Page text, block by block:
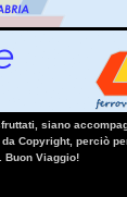
siano
Copyright, perciò
Buon Viaggio!